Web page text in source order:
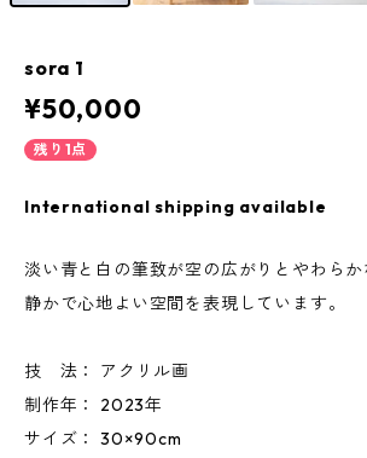
sora 1
¥50,000
残り1点
International shipping available
淡い青と白の筆致が空の広がりとやわらか
静かで心地よい空間を表現しています。
技 法： アクリル画
制作年： 2023年
サイズ： 30×90cm